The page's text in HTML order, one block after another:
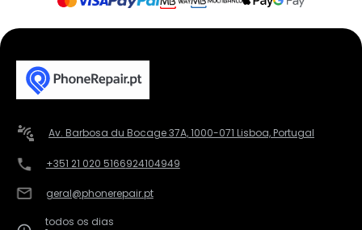
Av. Barbosa du Bocage 37A, 1000-071 Lisboa, Portugal
+351 21 020 5166924104949
geral@phonerepair.pt
todos os dias